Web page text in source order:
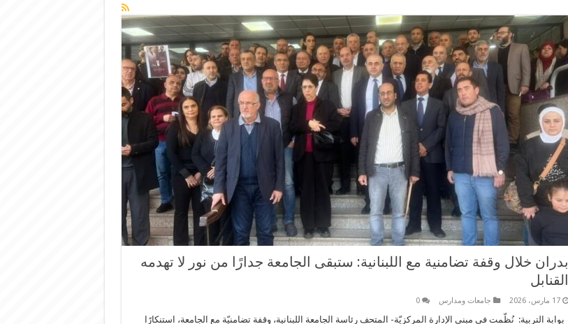
بدران خلال وقفة تضامنية مع اللبنانية: ستبقى الجامعة جدارًا من نور لا تهدمه
القنابل
17 مارس، 2026 جامعات ومدارس 0
بوابة التربية: نُظّمت في مبنى الإدارة المركزيّة- المتحف رئاسة ​الجامعة اللبنانية​، وقفة تضامنيّة مع الجامعة، استنكارًا